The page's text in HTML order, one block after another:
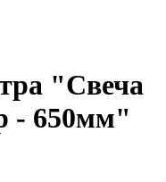
"Свеча
- 650мм"